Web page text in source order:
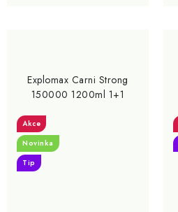
Explomax Carni Strong
150000 1200ml 1+1
Akce
Novinka
Tip